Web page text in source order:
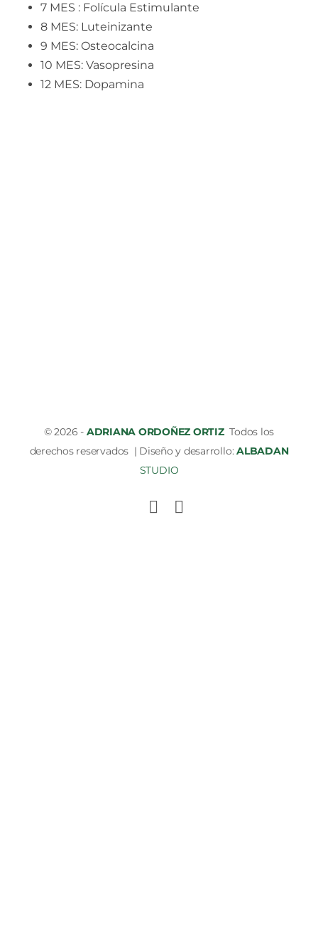
7 MES : Folícula Estimulante
8 MES: Luteinizante
9 MES: Osteocalcina
10 MES: Vasopresina
12 MES: Dopamina
© 2026 - ADRIANA ORDOÑEZ ORTIZTodos los
derechos reservados | Diseño y desarrollo:ALBADAN
STUDIO